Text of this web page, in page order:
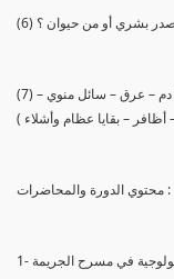
مصدر بشري أو من حيوان ؟
(7) إجراء الإختبارات علي العينة البيولوجية لتحديد صاحبها ( دم – عرق – سائل منوي –
– بقايا عظام وأشلاء )
محتوي الدورة والمحاضرات :
في مسرح الجريمة